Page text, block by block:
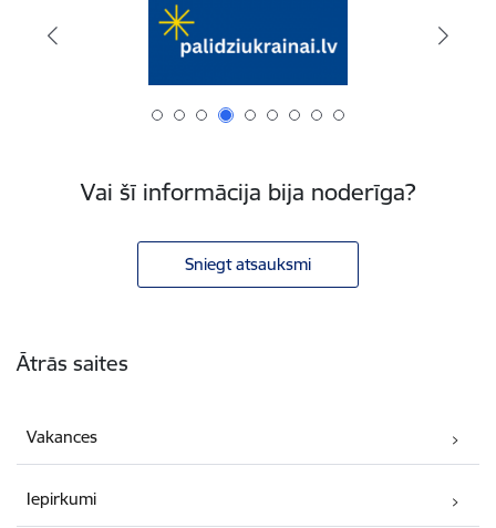
Vai šī informācija bija noderīga?
Sniegt atsauksmi
Ātrās saites
Vakances
Iepirkumi